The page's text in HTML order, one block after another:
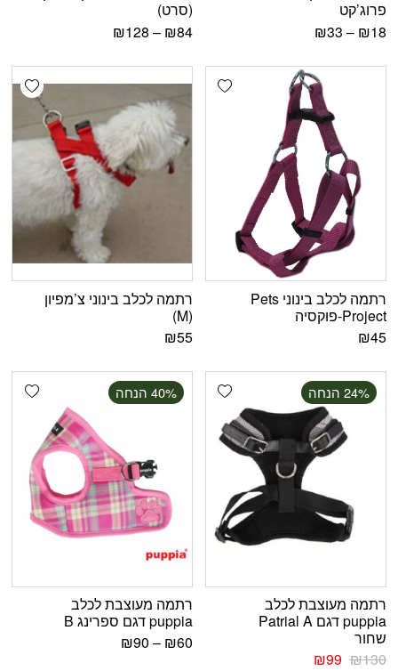
פרוג’קט
₪18
–
₪33
(סרט)
₪84
–
₪128
Add wishlist
רתמה לכלב בינוני Pets
Project-פוקסיה
₪45
רתמה לכלב בינוני צ’מפיון
(M)
₪55
Add wishlist ‫24% הנחה
רתמה מעוצבת לכלב
puppia דגם Patrial A
שחור
₪130
₪99
‫40% הנחה
רתמה מעוצבת לכלב
puppia דגם ספרינג B
₪60
–
₪90